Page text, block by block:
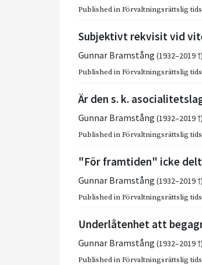
Published inFörvaltningsrättslig
Subjektivt rekvisit vid
Gunnar Bramstång (1932–2019 †)
Published inFörvaltningsrättslig
Är den s. k.
Gunnar Bramstång (1932–2019 †)
Published inFörvaltningsrättslig
"För framtiden" icke
Gunnar Bramstång (1932–2019 †)
Published inFörvaltningsrättslig
Underlåtenhet att
Gunnar Bramstång (1932–2019 †)
Published inFörvaltningsrättslig